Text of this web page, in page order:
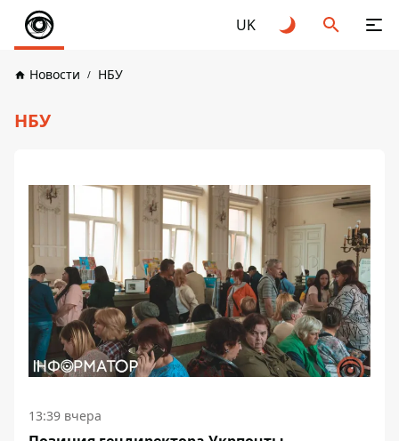
UK
Новости НБУ
НБУ
13:39 вчера